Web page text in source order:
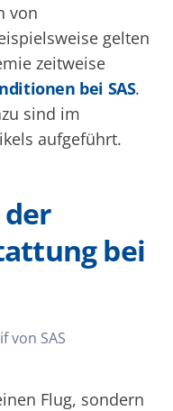
von
gelten
zeitweise
bei SAS.
sind im
aufgeführt.
bei
Flug, sondern